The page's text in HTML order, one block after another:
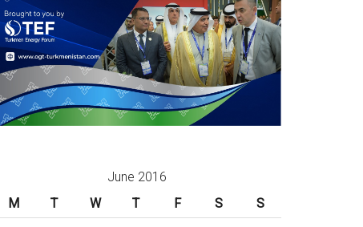
June 2016
M
T W T F S S